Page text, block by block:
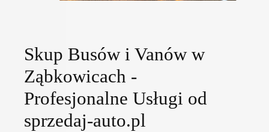
Skup Busów i Vanów w
Ząbkowicach -
Profesjonalne Usługi od
sprzedaj-auto.pl